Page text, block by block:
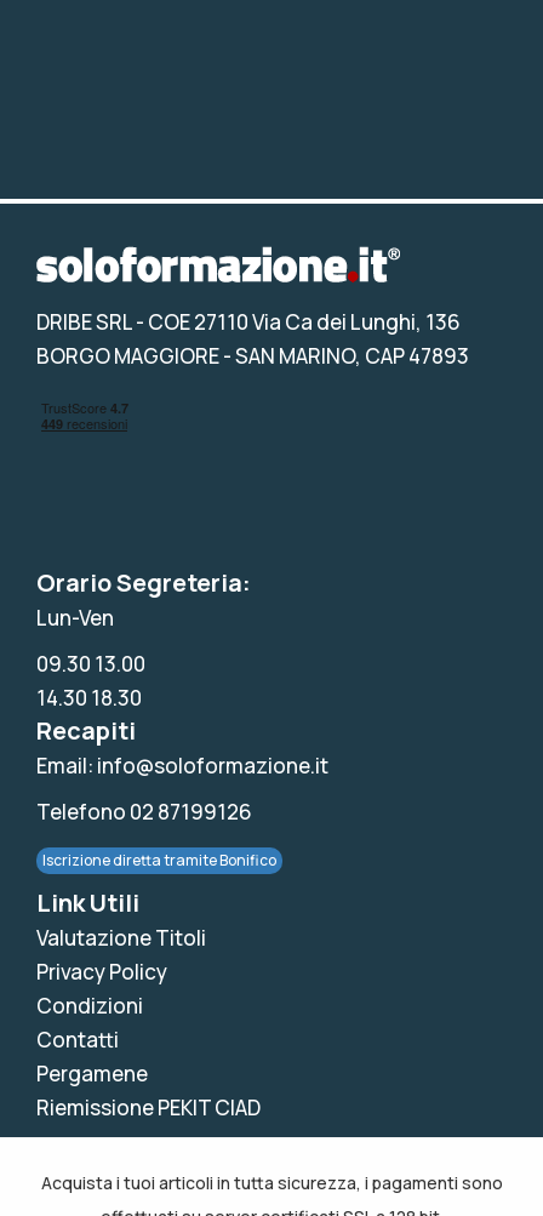
DRIBE SRL- COE 27110 Via Ca dei Lunghi, 136
BORGO MAGGIORE - SAN MARINO, CAP 47893
Orario Segreteria:
Lun-Ven
09.30 13.00
14.30 18.30
Recapiti
Email: info@soloformazione.it
Telefono 02 87199126
Iscrizione diretta tramite Bonifico
Link Utili
Valutazione Titoli
Privacy Policy
Condizioni
Contatti
Pergamene
Riemissione PEKIT CIAD
Acquista i tuoi articoli in tutta sicurezza, i pagamenti sono